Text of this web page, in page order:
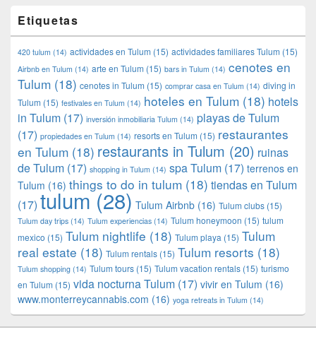
Etiquetas
420 tulum (14) actividades en Tulum (15) actividades familiares Tulum (15)
Airbnb en Tulum (14) arte en Tulum (15) bars in Tulum (14) cenotes en
Tulum (18) cenotes in Tulum (15) comprar casa en Tulum (14) diving in
Tulum (15) festivales en Tulum (14) hoteles en Tulum (18) hotels
in Tulum (17) inversión inmobiliaria Tulum (14) playas de Tulum
(17) propiedades en Tulum (14) resorts en Tulum (15) restaurantes
en Tulum (18) restaurants in Tulum (20) ruinas
de Tulum (17) shopping in Tulum (14) spa Tulum (17) terrenos en
Tulum (16) things to do in tulum (18) tiendas en Tulum
(17) tulum(28) Tulum Airbnb (16) Tulum clubs (15)
Tulum day trips (14) Tulum experiencias (14) Tulum honeymoon (15) tulum
mexico (15) Tulum nightlife (18) Tulum playa (15) Tulum
real estate (18) Tulum rentals (15) Tulum resorts (18)
Tulum shopping (14) Tulum tours (15) Tulum vacation rentals (15) turismo
en Tulum (15) vida nocturna Tulum (17) vivir en Tulum (16)
www.monterreycannabis.com (16) yoga retreats in Tulum (14)